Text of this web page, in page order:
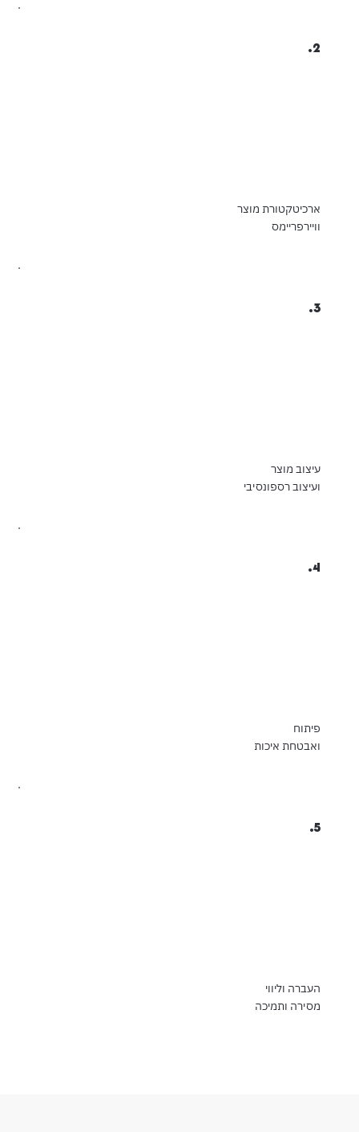
2.
ארכיטקטורת מוצר
וויירפריימס
3.
עיצוב מוצר
ועיצוב רספונסיבי
4.
פיתוח
ואבטחת איכות
5.
העברה וליווי
מסירה ותמיכה​